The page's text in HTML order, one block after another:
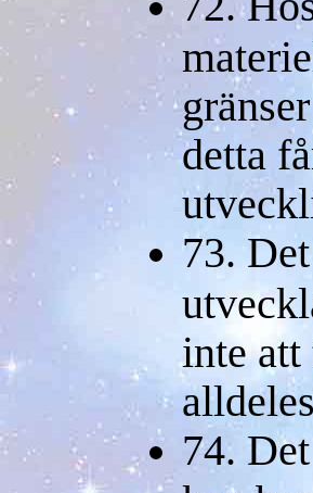
detta
73.
inte att
74.